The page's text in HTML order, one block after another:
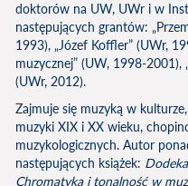
doktorów na UW, UWr i w
następujących grantów:
1993), „Józef Koffler” (UWr,
muzycznej” (UW, 1998-
(UWr, 2012).
Zajmuje się muzyką w
muzyki XIX i XX wieku,
muzykologicznych. Autor
następujących książek:
Chromatyka i tonalność w